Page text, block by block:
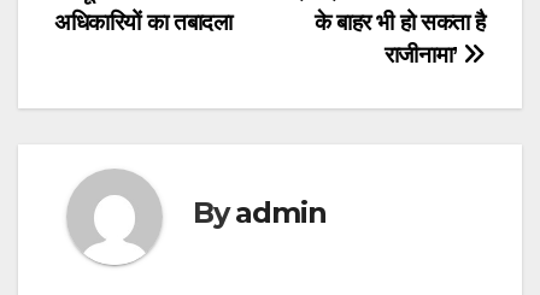
के बाहर भी हो सकता है
राजीनामा’
अधिकारियों का तबादला
Byadmin